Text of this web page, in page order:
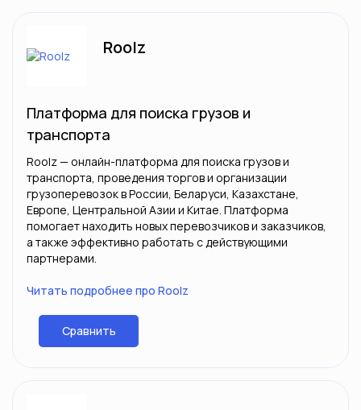
Roolz
Платформа для поиска грузов и
транспорта
Roolz — онлайн-платформа для поиска грузов и
транспорта, проведения торгов и организации
грузоперевозок в России, Беларуси, Казахстане,
Европе, Центральной Азии и Китае. Платформа
помогает находить новых перевозчиков и заказчиков,
а также эффективно работать с действующими
партнерами.
Читать подробнее про Roolz
Сравнить